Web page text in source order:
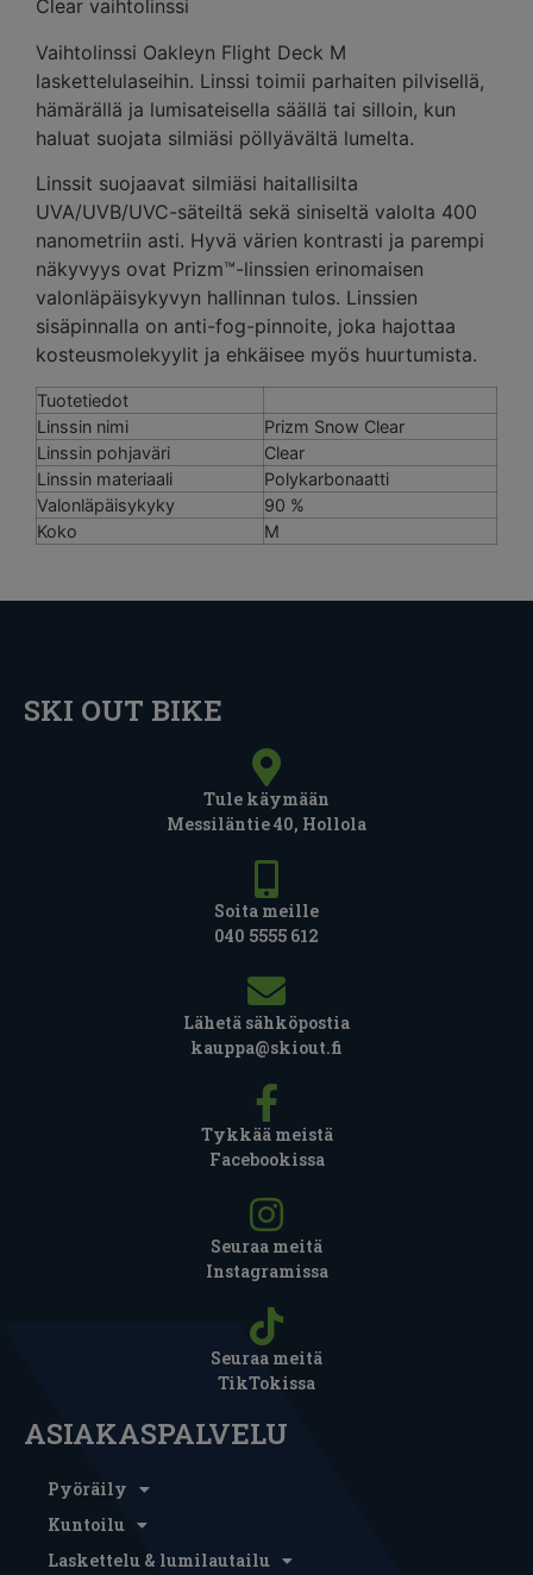
Clear vaihtolinssi
Vaihtolinssi Oakleyn Flight Deck M
laskettelulaseihin. Linssi toimii parhaiten pilvisellä,
hämärällä ja lumisateisella säällä tai silloin, kun
haluat suojata silmiäsi pöllyävältä lumelta.
Linssit suojaavat silmiäsi haitallisilta
UVA/UVB/UVC-säteiltä sekä siniseltä valolta 400
nanometriin asti. Hyvä värien kontrasti ja parempi
näkyvyys ovat Prizm™-linssien erinomaisen
valonläpäisykyvyn hallinnan tulos. Linssien
sisäpinnalla on anti-fog-pinnoite, joka hajottaa
kosteusmolekyylit ja ehkäisee myös huurtumista.
Tuotetiedot
Linssin nimi
Prizm Snow Clear
Linssin pohjaväri
Clear
Linssin materiaali
Polykarbonaatti
Valonläpäisykyky
90 %
Koko
M
SKI OUT BIKE
Tule käymään
Messiläntie 40, Hollola
Soita meille
040 5555 612
Lähetä sähköpostia
kauppa@skiout.fi
Tykkää meistä
Facebookissa
Seuraa meitä
Instagramissa
Seuraa meitä
TikTokissa
ASIAKASPALVELU
Pyöräily
Kuntoilu
Laskettelu & lumilautailu